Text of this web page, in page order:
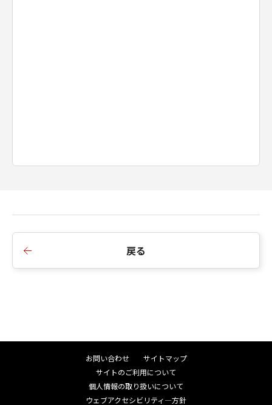
戻る
お問い合わせ
サイトマップ
サイトのご利用について
個人情報の取り扱いについて
ウェブアクセシビリティ―方針